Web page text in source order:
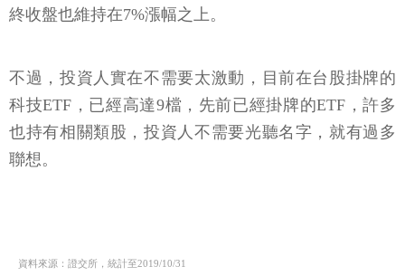
終收盤也維持在7%漲幅之上。
不過，投資人實在不需要太激動，目前在台股掛牌的
科技ETF，已經高達9檔，先前已經掛牌的ETF，許多
也持有相關類股，投資人不需要光聽名字，就有過多
聯想。
資料來源：證交所，統計至2019/10/31